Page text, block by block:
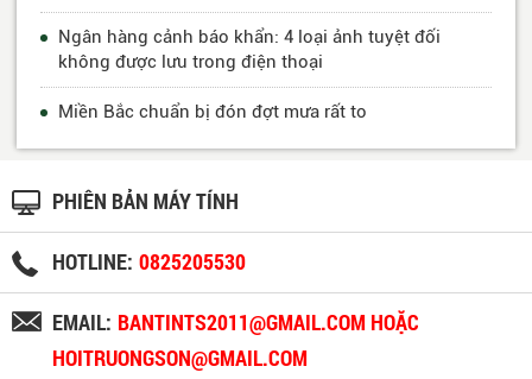
Ngân hàng cảnh báo khẩn: 4 loại ảnh tuyệt đối
không được lưu trong điện thoại
Miền Bắc chuẩn bị đón đợt mưa rất to
PHIÊN BẢN MÁY TÍNH
HOTLINE: 0825205530
EMAIL: BANTINTS2011@GMAIL.COM HOẶC
HOITRUONGSON@GMAIL.COM